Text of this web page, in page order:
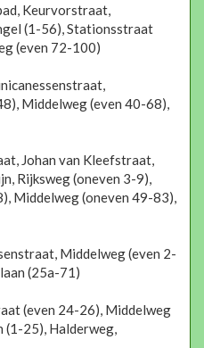
Keurvorstraat,
(1-56), Stationsstraat
(even 72-100)
Middelweg (even 40-68),
Johan van Kleefstraat,
Rijksweg (oneven 3-9),
Middelweg (oneven 49-83),
Middelweg (even 2-
(25a-71)
(even 24-26), Middelweg
(1-25), Halderweg,